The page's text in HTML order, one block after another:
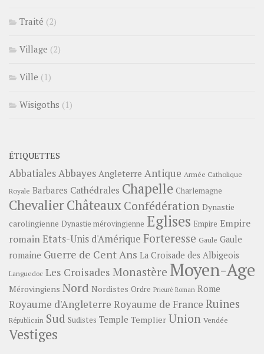
Traité (2)
Village (2)
Ville (1)
Wisigoths (1)
ÉTIQUETTES
Abbatiales Abbayes Angleterre Antique Armée Catholique
Royale Barbares Cathédrales Chapelle Charlemagne
ChevalierChâteauxConfédération Dynastie
carolingienne Dynastie mérovingienne Eglises Empire Empire
romainEtats-Unis d'Amérique Forteresse Gaule Gaule
romaine Guerre de Cent Ans La Croisade des Albigeois
Languedoc Les Croisades Monastère Moyen-Age
Mérovingiens Nord Nordistes Ordre Prieuré Roman Rome
Royaume d'Angleterre Royaume de France Ruines
Républicain Sud Sudistes Temple Templier Union Vendée
Vestiges